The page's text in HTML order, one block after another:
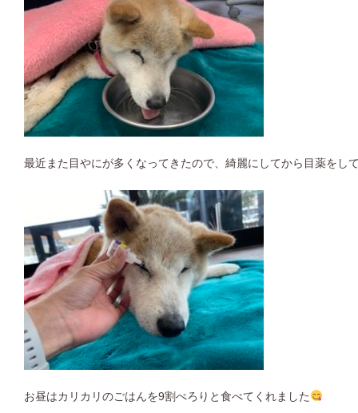
最近また目やにが多くなってきたので、綺麗にしてから目薬をし
お昼はカリカリのごはんを9割ぺろりと食べてくれました